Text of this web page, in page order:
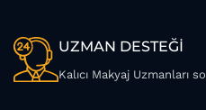
UZMAN DESTEĞİ
Kalıcı Makyaj Uzmanları